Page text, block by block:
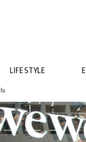
LIFE STYLE